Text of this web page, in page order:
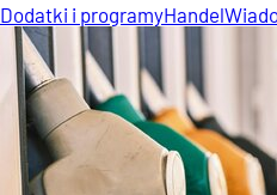
Dodatki i programyHandel